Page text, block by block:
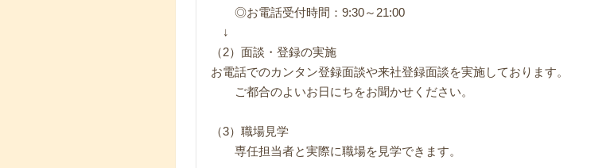
◎お電話受付時間：9:30～21:00
↓
（2）面談・登録の実施
お電話でのカンタン登録面談や来社登録面談を実施しております。
ご都合のよいお日にちをお聞かせください。
（3）職場見学
専任担当者と実際に職場を見学できます。